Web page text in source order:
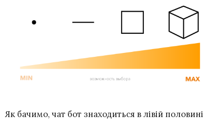
Як бачимо, чат бот знаходиться в лівій половині